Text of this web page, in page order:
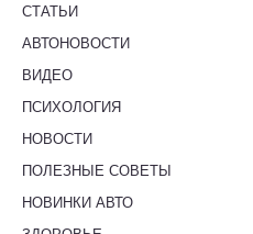
СТАТЬИ
АВТОНОВОСТИ
ВИДЕО
ПСИХОЛОГИЯ
НОВОСТИ
ПОЛЕЗНЫЕ СОВЕТЫ
НОВИНКИ АВТО